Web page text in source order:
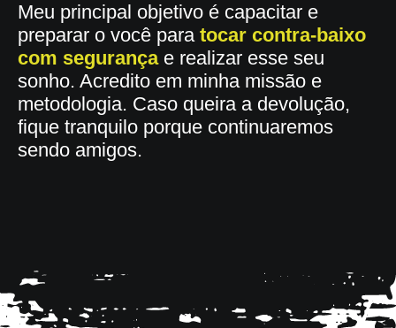
Meu principal objetivo é capacitar e
preparar o você para tocar contra-baixo
com segurançae realizar esse seu
sonho. Acredito em minha missão e
metodologia. Caso queira a devolução,
fique tranquilo porque continuaremos
sendo amigos.